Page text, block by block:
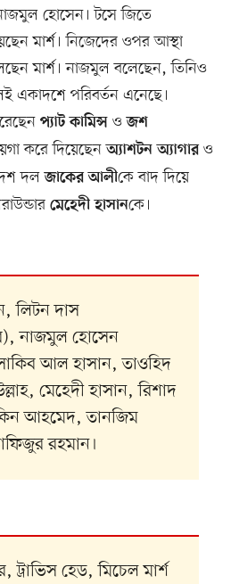
হোসেন। টসে জিতে
মার্শ। নিজেদের ওপর আস্থা
মার্শ। নাজমুল বলেছেন, তিনিও
একাদশে পরিবর্তন এনেছে।
প্যাট কামিন্সওজশ
করে দিয়েছেনঅ্যাশটন অ্যাগারও
দলজাকের আলীকে বাদ দিয়ে
মেহেদী হাসানকে।
লিটন দাস
নাজমুল হোসেন
আল হাসান, তাওহিদ
মেহেদী হাসান, রিশাদ
আহমেদ, তানজিম
রহমান।
ট্রাভিস হেড, মিচেল মার্শ